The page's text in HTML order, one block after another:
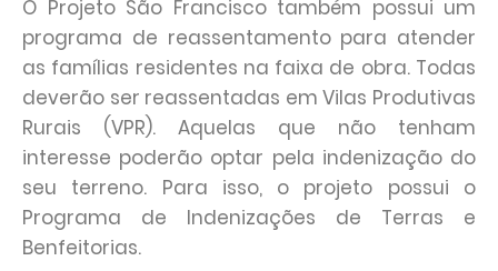
O Projeto São Francisco também possui um
programa de reassentamento para atender
as famílias residentes na faixa de obra. Todas
deverão ser reassentadas em Vilas Produtivas
Rurais (VPR). Aquelas que não tenham
interesse poderão optar pela indenização do
seu terreno. Para isso, o projeto possui o
Programa de Indenizações de Terras e
Benfeitorias.